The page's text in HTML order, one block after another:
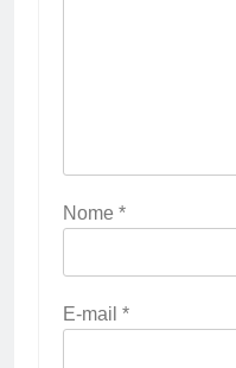
Nome *
E-mail *